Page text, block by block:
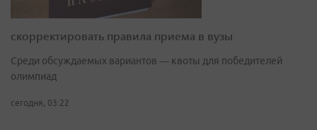
скорректировать правила приема в вузы
Среди обсуждаемых вариантов — квоты для победителей
олимпиад
сегодня, 03:22